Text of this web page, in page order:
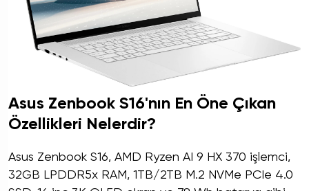
Asus Zenbook S16'nın En Öne Çıkan
Özellikleri Nelerdir?
Asus Zenbook S16, AMD Ryzen AI 9 HX 370 işlemci,
32GB LPDDR5x RAM, 1TB/2TB M.2 NVMe PCIe 4.0